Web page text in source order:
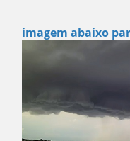
imagem abaixo